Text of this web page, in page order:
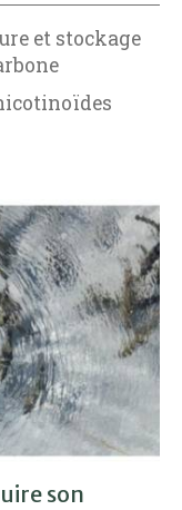
et stockage
son